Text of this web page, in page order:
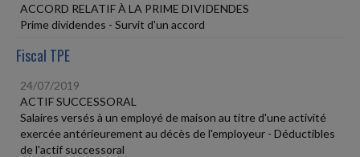
ACCORD RELATIF À LA PRIME DIVIDENDES
Prime dividendes - Survit d'un accord
Fiscal TPE
24/07/2019
ACTIF SUCCESSORAL
Salaires versés à un employé de maison au titre d'une activité
exercée antérieurement au décès de l'employeur - Déductibles
de l'actif successoral